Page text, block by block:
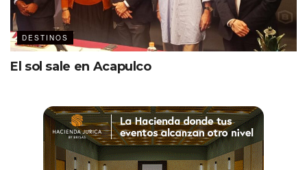
DESTINOS
El sol sale en Acapulco